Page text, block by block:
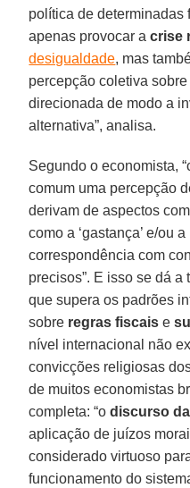
política de determinadas
apenas provocar a crise
desigualdade, mas
percepção coletiva sobre
direcionada de modo a
alternativa”, analisa.
Segundo o economista,
comum uma percepção
derivam de aspectos
como a ‘gastança’ e/ou a
correspondência com
precisos”. E isso se dá
que supera os padrões
sobre regras fiscais e
nível internacional não
convicções religiosas
de muitos economistas
completa: “odiscurso
aplicação de juízos
considerado virtuoso
funcionamento do